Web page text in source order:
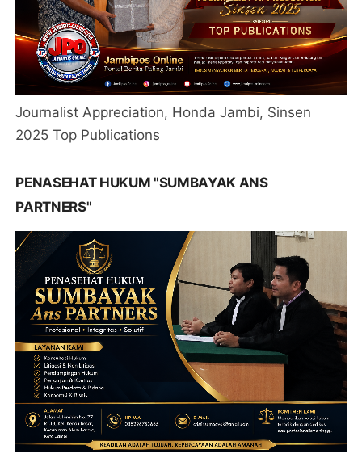
Journalist Appreciation, Honda Jambi, Sinsen
2025 Top Publications
PENASEHAT HUKUM "SUMBAYAK ANS
PARTNERS"